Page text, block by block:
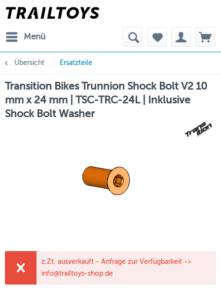
Menü
Übersicht Ersatzteile
Transition Bikes Trunnion Shock Bolt V2 10
mm x 24 mm | TSC-TRC-24L | Inklusive
Shock Bolt Washer
z.Zt. ausverkauft - Anfrage zur Verfügbarkeit ->
info@trailtoys-shop.de